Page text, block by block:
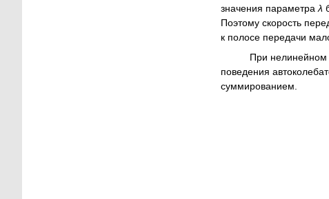
значения параметра λ
Поэтому скорость
к полосе передачи
При нелинейном
поведения
суммированием.